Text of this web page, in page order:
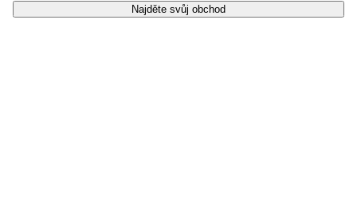
Najděte svůj obchod